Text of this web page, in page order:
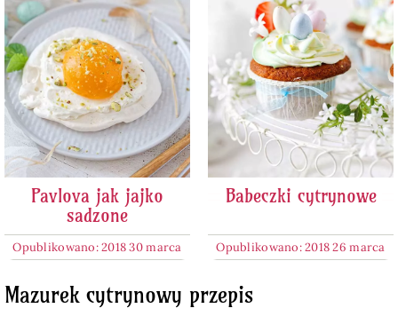
Pavlova jak jajko
sadzone
Opublikowano: 2018 30 marca
Babeczki cytrynowe
Opublikowano: 2018 26 marca
Mazurek cytrynowy przepis